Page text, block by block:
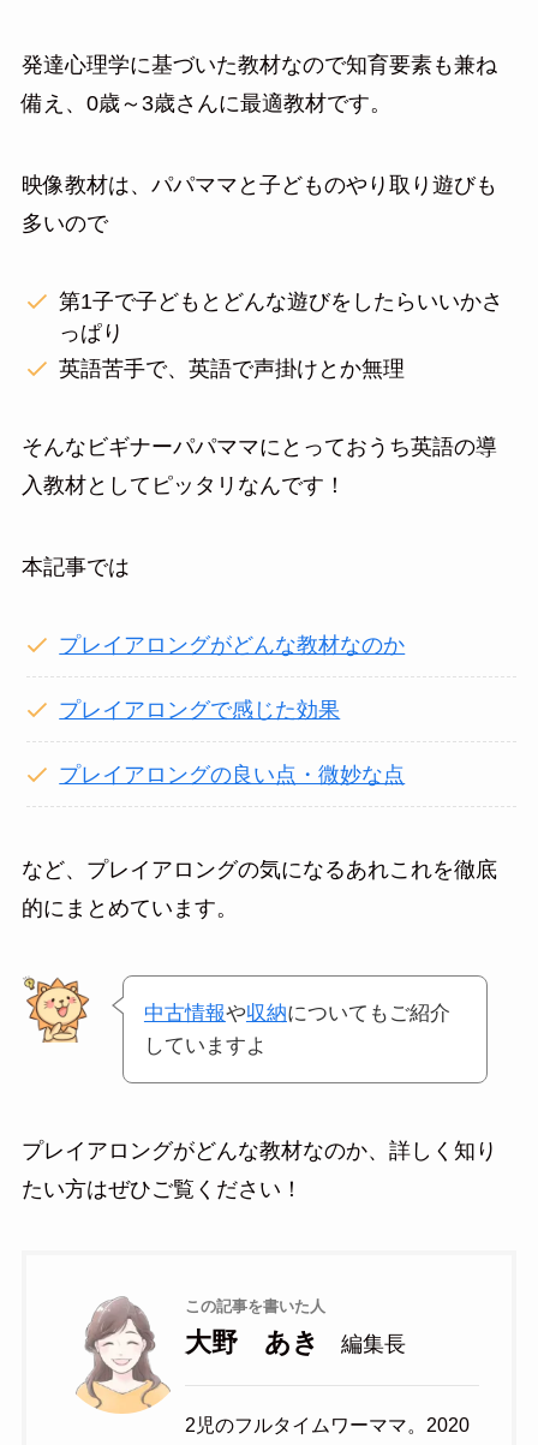
発達心理学に基づいた教材なので知育要素も兼ね
備え、0歳～3歳さんに最適教材です。
映像教材は、パパママと子どものやり取り遊びも
多いので
第1子で子どもとどんな遊びをしたらいいかさ
っぱり
英語苦手で、英語で声掛けとか無理
そんなビギナーパパママにとっておうち英語の導
入教材としてピッタリなんです！
本記事では
プレイアロングがどんな教材なのか
プレイアロングで感じた効果
プレイアロングの良い点・微妙な点
など、プレイアロングの気になるあれこれを徹底
的にまとめています。
中古情報や収納についてもご紹介
していますよ
プレイアロングがどんな教材なのか、詳しく知り
たい方はぜひご覧ください！
この記事を書いた人
大野 あき 編集長
2児のフルタイムワーママ。2020